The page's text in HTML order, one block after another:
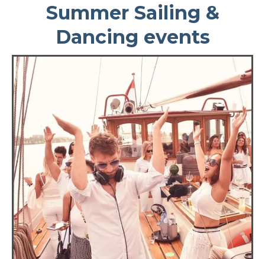
Summer Sailing &
Dancing events